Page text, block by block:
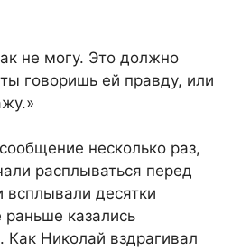
не могу. Это должно
говоришь ей правду, или
несколько раз,
расплываться перед
всплывали десятки
казались
Как Николай вздрагивал